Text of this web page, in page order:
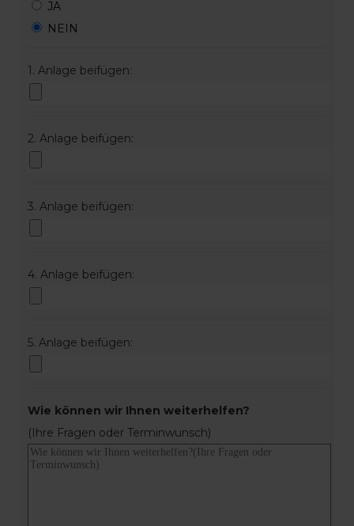
JA
NEIN
1. Anlage beifügen:
2. Anlage beifügen:
3. Anlage beifügen:
4. Anlage beifügen:
5. Anlage beifügen:
Wie können wir Ihnen weiterhelfen?
(Ihre Fragen oder Terminwunsch)